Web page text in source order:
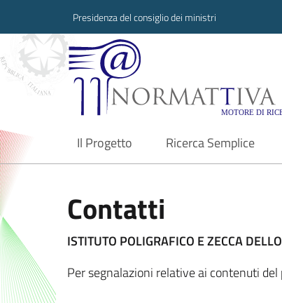
Presidenza del consiglio dei ministri
Normattiva
Il Progetto
current Ricerca Semplice
Contatti
ISTITUTO POLIGRAFICO E ZECCA
Per segnalazioni relative ai contenuti